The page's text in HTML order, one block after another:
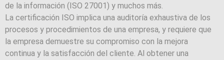
de la información (ISO 27001) y muchos más.
La certificación ISO implica una auditoría exhaustiva de los
procesos y procedimientos de una empresa, y requiere que
la empresa demuestre su compromiso con la mejora
continua y la satisfacción del cliente. Al obtener una